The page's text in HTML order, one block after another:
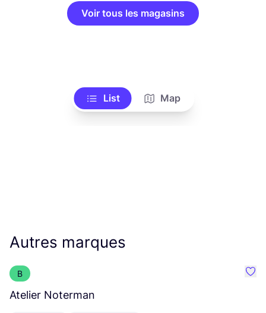
Voir tous les magasins
List Map
Autres marques
B
Atelier Noterman